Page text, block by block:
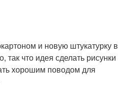
и новую штукатурку в
так что идея сделать рисунки
хорошим поводом для